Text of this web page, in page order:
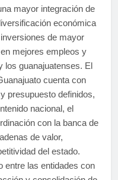
mayor integración de
económica
de mayor
mejores empleos y
los guanajuatenses. El
cuenta con
presupuesto definidos,
nacional, el
con la banca de
de valor,
del estado.
entre las entidades con